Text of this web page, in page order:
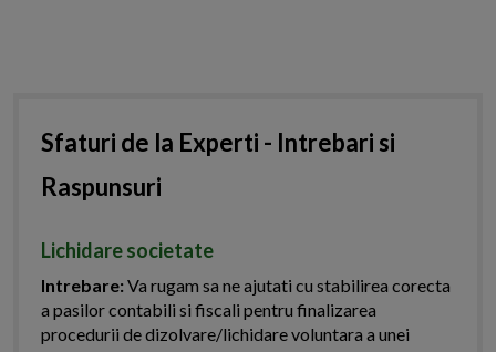
Sfaturi de la Experti - Intrebari si
Raspunsuri
Lichidare societate
Intrebare:Va rugam sa ne ajutati cu stabilirea corecta
a pasilor contabili si fiscali pentru finalizarea
procedurii de dizolvare/lichidare voluntara a unei